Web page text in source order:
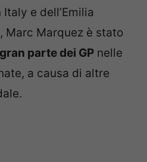
e dell’Emilia
Marc Marquez è stato
parte dei GP nelle
a causa di altre